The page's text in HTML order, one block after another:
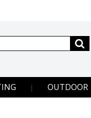
OUTDOOR